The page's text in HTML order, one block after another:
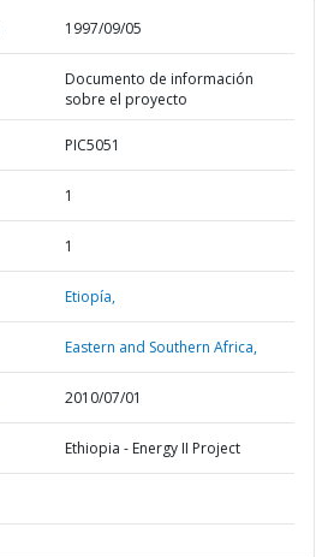
1997/09/05
Documento de información
sobre el proyecto
PIC5051
1
1
Etiopía,
Eastern and Southern Africa,
2010/07/01
Ethiopia - Energy II Project